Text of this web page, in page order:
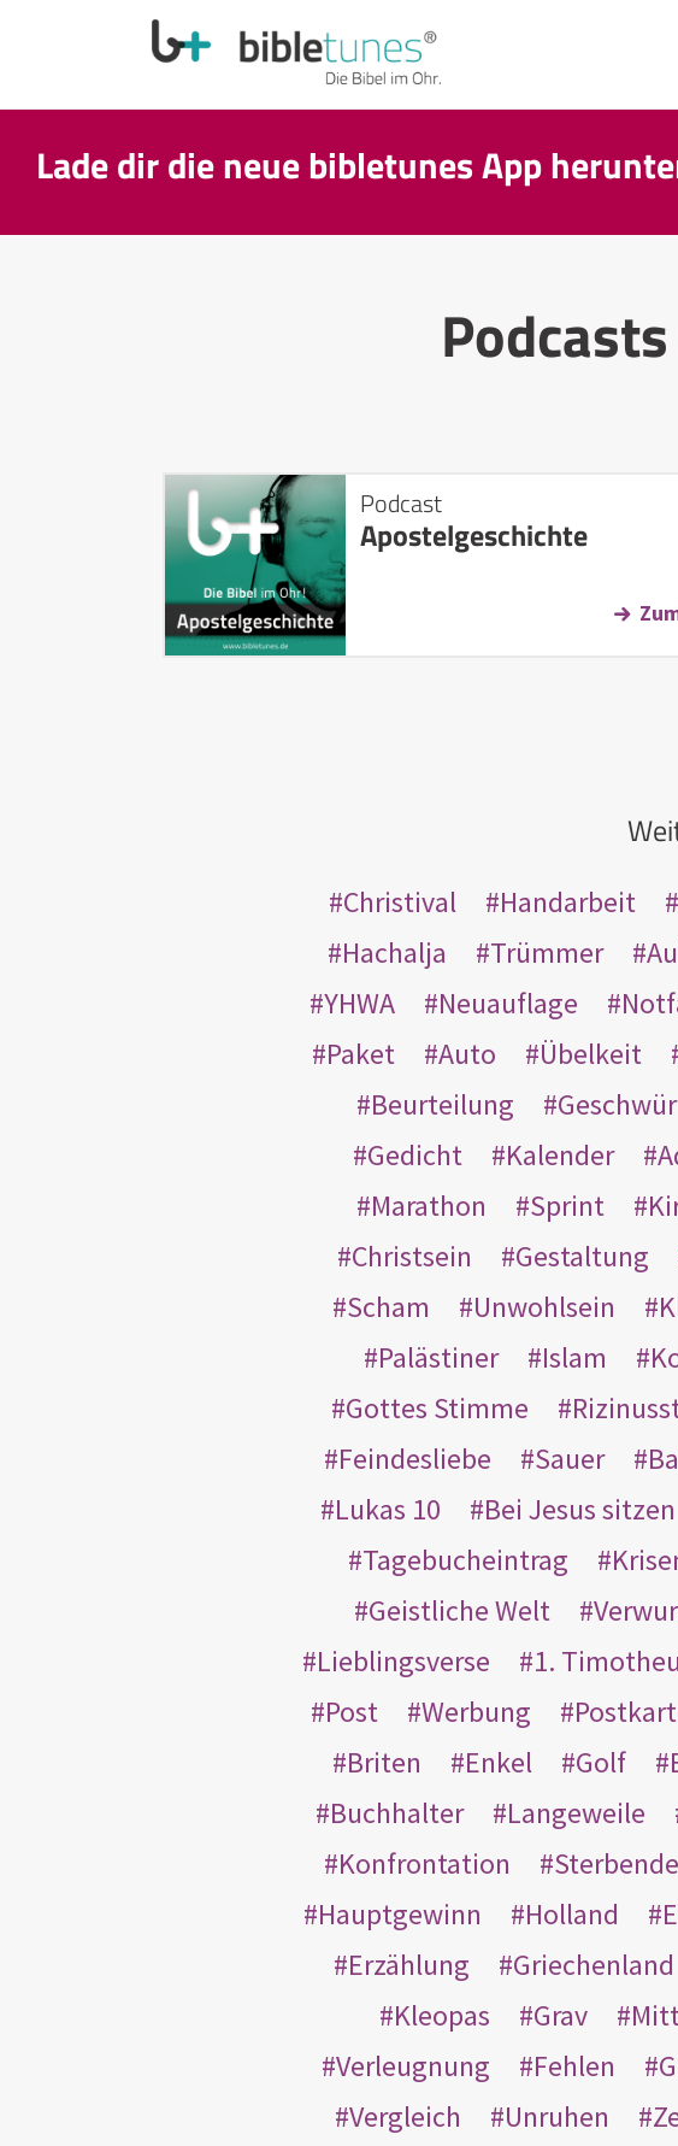
Lade dir die neue bibletunes App
Podcast
Apostelgeschichte
Christival Handarbeit
Hachalja
Trümmer
YHWA
Neuauflage
Paket
Auto Übelkeit
Beurteilung
Geschwür
Gedicht
Kalender
Marathon
Sprint
Christsein
Gestaltung
Scham
Unwohlsein
Palästiner
Islam
Gottes Stimme
Feindesliebe
Sauer
Lukas 10
Bei Jesus sitzen
Tagebucheintrag
Geistliche Welt
Lieblingsverse
1.
Post
Werbung
Briten
Enkel Golf
Buchhalter
Langeweile
Konfrontation
Sterbende
Hauptgewinn
Holland
Erzählung
Griechenland
Kleopas
Grav
Verleugnung
Fehlen
Vergleich
Unruhen